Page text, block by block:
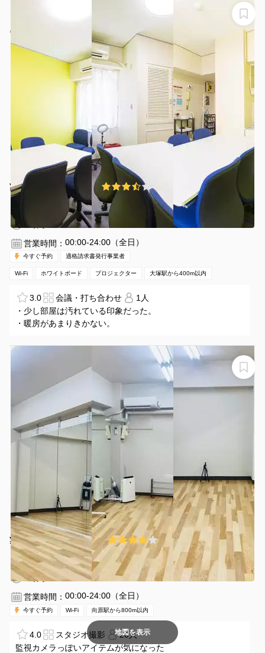
ウグイス会議室
¥990 〜 ¥990 /時間
大塚駅 徒歩2分 東京都豊島区北大塚2-2-13
1〜8名
営業時間： 00:00-24:00（全日）
今すぐ予約 適格請求書発行事業者
Wi-Fi ホワイトボード プロジェクター 大塚駅から400m以内
3.0 会議・打ち合わせ
1人
・少し部屋は汚れている印象だった。
・暖房があまりきかない。
【池袋駅7分】 28㎡ ダンス/演劇【特大鏡: 幅 約6m x 高
さ2m】防音、ネット高速光回線、レンタルスタジオ
Sunny 池袋1号店
レンタルスタジオSunny 池袋1号店
¥880 〜 ¥1650 /時間 4.0 (1件)
向原駅 徒歩8分東京都豊島区東池袋3-11-9
1〜20名
1時間〜
営業時間： 00:00-24:00（全日）
今すぐ予約 Wi-Fi 向原駅から800m以内
4.0 スタジオ撮影
20人
監視カメラっぽいアイテムが気になった
地図を表示